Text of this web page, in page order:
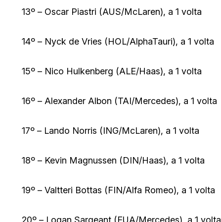
13º – Oscar Piastri (AUS/McLaren), a 1 volta
14º – Nyck de Vries (HOL/AlphaTauri), a 1 volta
15º – Nico Hulkenberg (ALE/Haas), a 1 volta
16º – Alexander Albon (TAI/Mercedes), a 1 volta
17º – Lando Norris (ING/McLaren), a 1 volta
18º – Kevin Magnussen (DIN/Haas), a 1 volta
19º – Valtteri Bottas (FIN/Alfa Romeo), a 1 volta